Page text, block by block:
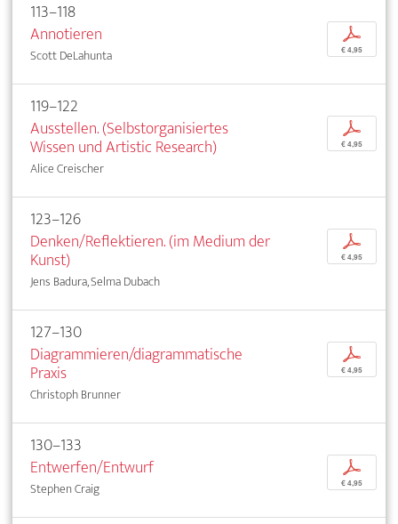
113–118
Annotieren
Scott DeLahunta
p
€ 4,95
119–122
Ausstellen. (Selbstorganisiertes
Wissen und Artistic Research)
Alice Creischer
p
€ 4,95
123–126
Denken/Reflektieren. (im Medium der
Kunst)
Jens Badura, Selma Dubach
p
€ 4,95
127–130
Diagrammieren/diagrammatische
Praxis
Christoph Brunner
p
€ 4,95
130–133
Entwerfen/Entwurf
Stephen Craig
p
€ 4,95